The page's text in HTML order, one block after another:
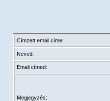
Címzett email címe:
Neved:
Email címed:
Megjegyzés: